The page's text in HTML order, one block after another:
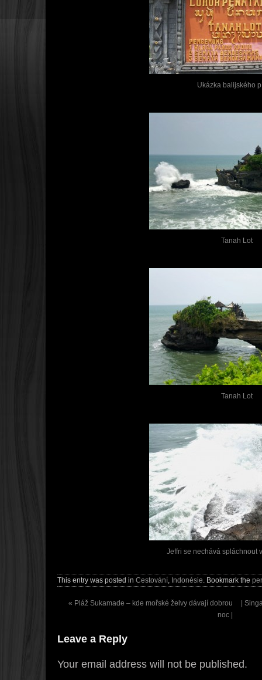
Ukázka balijského
Tanah Lot
Tanah Lot
Jeffri se nechává spláchnout
This entry was posted in Cestování, Indonésie. Bookmark the
« Pláž Sukamade – kde mořské želvy dávají dobrou
noc |
|
Leave a Reply
Your email address will not be published.